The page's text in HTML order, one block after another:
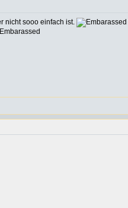
nicht sooo einfach ist.